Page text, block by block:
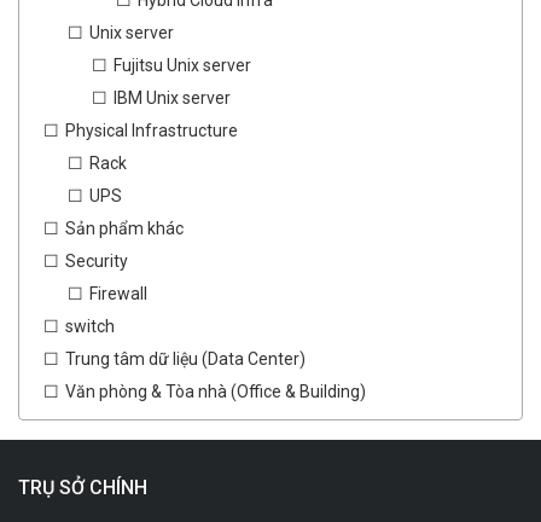
Unix server
Fujitsu Unix server
IBM Unix server
Physical Infrastructure
Rack
UPS
Sản phẩm khác
Security
Firewall
switch
Trung tâm dữ liệu (Data Center)
Văn phòng & Tòa nhà (Office & Building)
TRỤ SỞ CHÍNH